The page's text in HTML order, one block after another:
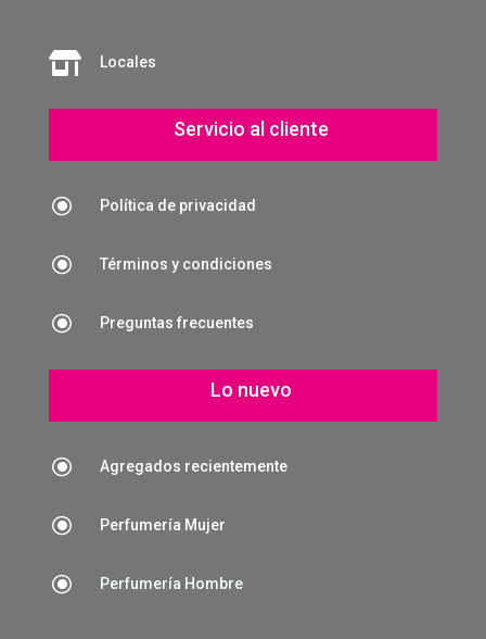
 Locales
Servicio al cliente
\ Política de privacidad
\ Términos y condiciones
\ Preguntas frecuentes
Lo nuevo
\ Agregados recientemente
\ Perfumería Mujer
\ Perfumería Hombre